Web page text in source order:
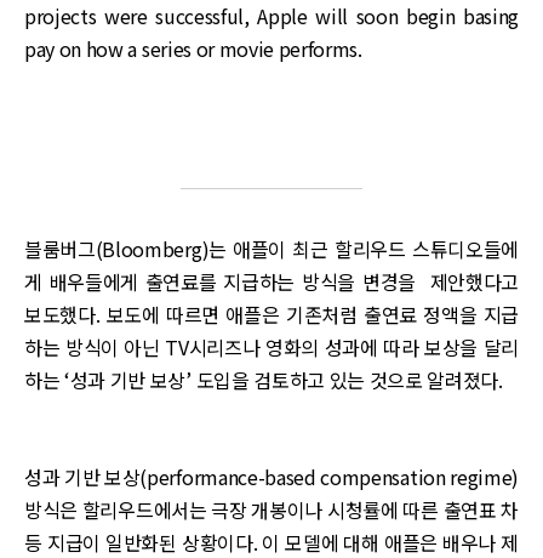
projects were successful, Apple will soon begin basing
pay on how a series or movie performs.
블룸버그(Bloomberg)는 애플이 최근 할리우드 스튜디오들에
게 배우들에게 출연료를 지급하는 방식을 변경을 제안했다고
보도했다. 보도에 따르면 애플은 기존처럼 출연료 정액을 지급
하는 방식이 아닌 TV시리즈나 영화의 성과에 따라 보상을 달리
하는 ‘성과 기반 보상’ 도입을 검토하고 있는 것으로 알려졌다.
성과 기반 보상(performance-based compensation regime)
방식은 할리우드에서는 극장 개봉이나 시청률에 따른 출연표 차
등 지급이 일반화된 상황이다. 이 모델에 대해 애플은 배우나 제